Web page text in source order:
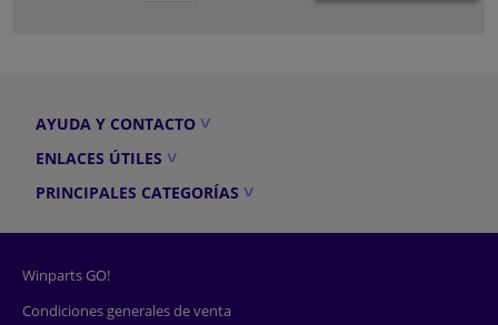
AYUDA Y CONTACTO
ENLACES ÚTILES
PRINCIPALES CATEGORÍAS
Winparts GO!
Condiciones generales de venta